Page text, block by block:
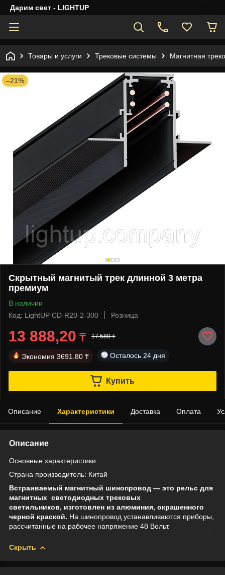
Дарим свет - LIGHTUP
Товары и услуги Трековые системы Магнитная
–21%
Скрытный магнитый трек длинной 3 метра
премиум
В наличии
Код: LightUP CD-R20-2-300
Розница
13 888,20 ₸ 17 580 ₸
Экономия 3691.80 ₸ Осталось 24 дня
Купить
Описание Характеристики Доставка Оплата
Описание
Основные характеристики
Страна производитель: Китай
Встраиваемый магнитный шинопровод ― это рельс для
магнитных светодиодных трековых
светильников, изготовлен из алюминия, окрашенного
черной краской. На шинопровод устанавливаются приборы,
рассчитанные на рабочее напряжение 48 Вольт.
Скрыть